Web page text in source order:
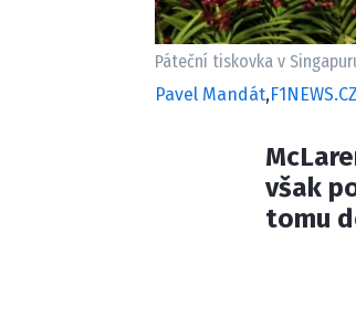
Páteční tiskovka v
Pavel Mandát, F1NEWS.CZ
však
tomu